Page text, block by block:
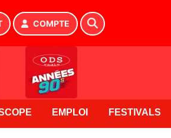
COMPTE
EMPLOI FESTIVALS